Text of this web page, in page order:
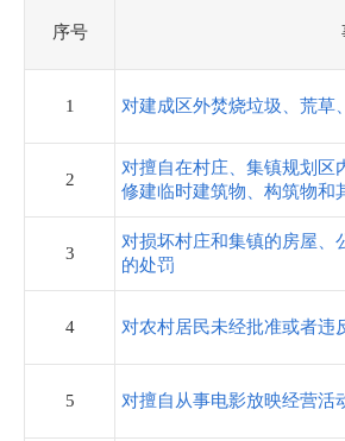
住房和城乡建设局
税务局
农业农村和水利局
卫生健康局
审计局
市场监督管理局
序号
1 对建成区外焚烧垃圾、荒草
2
对擅自在村庄、集镇规划区
修建临时建筑物、构筑物和
3
对损坏村庄和集镇的房屋、
的处罚
4 对农村居民未经批准或者违
5 对擅自从事电影放映经营活